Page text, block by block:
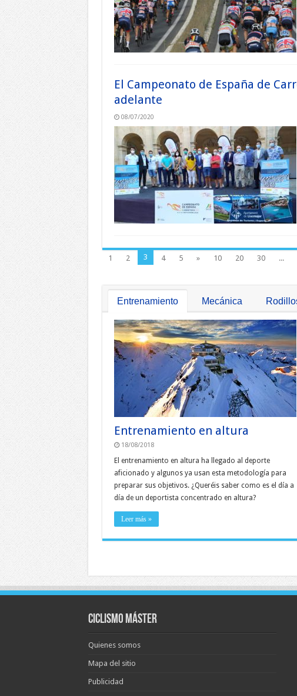
El Campeonato de España de
adelante
08/07/2020
1 2 3 4 5 » 10 20 30 ...
Entrenamiento Mecánica
Entrenamiento en altura
18/08/2018
El entrenamiento en altura ha llegado al deporte
aficionado y algunos ya usan esta metodología para
preparar sus objetivos. ¿Queréis saber como es el día a
día de un deportista concentrado en altura?
Leer más »
Ciclismo Máster
Quienes somos
Mapa del sitio
Publicidad